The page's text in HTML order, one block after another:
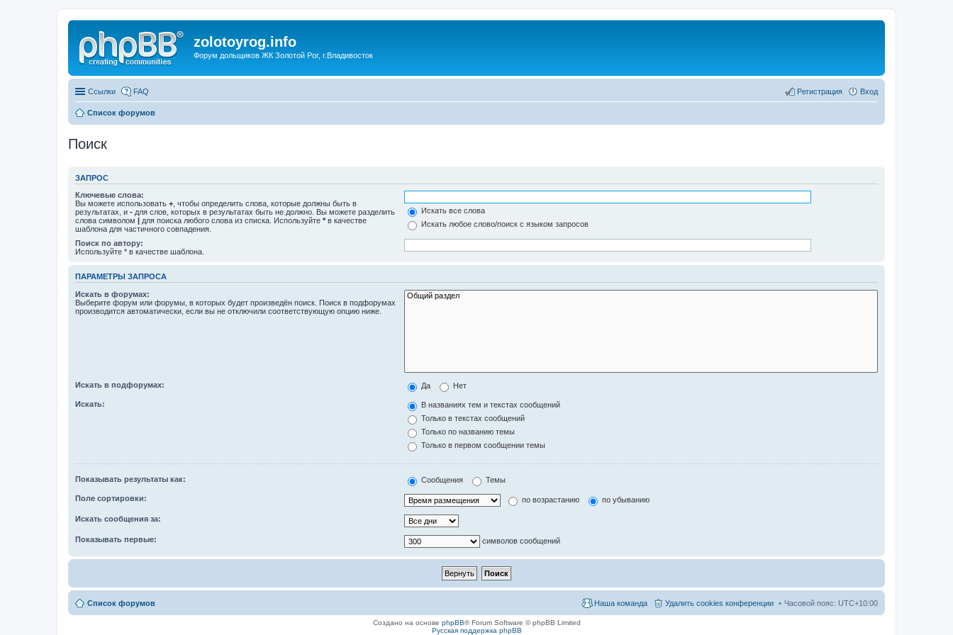
zolotoyrog.info
Форум дольщиков ЖК Золотой Рог, г.Владивосток
Ссылки FAQ Вход
Регистрация
Список форумов
Поиск
ЗАПРОС
Ключевые слова:
Вы можете использовать + , чтобы определить слова, которые должны быть в
результатах, и - для слов, которых в результатах быть не должно. Вы можете разделить
слова символом | для поиска любого слова из списка. Используйте * в качестве
шаблона для частичного совпадения.
Искать все слова
Искать любое слово/поиск с языком запросов
Поиск по автору:
Используйте * в качестве шаблона.
ПАРАМЕТРЫ ЗАПРОСА
Искать в форумах:
Выберите форум или форумы, в которых будет произведён поиск. Поиск в подфорумах
производится автоматически, если вы не отключили соответствующую опцию ниже.
Искать в подфорумах: Да Нет
Искать:
В названиях тем и текстах сообщений
Только в текстах сообщений
Только по названию темы
Только в первом сообщении темы
Показывать результаты как: Сообщения Темы
Поле сортировки: по возрастанию по убыванию
Искать сообщения за:
Показывать первые: символов сообщений
Список форумов Часовой пояс: UTC+10:00
Удалить cookies конференции
Наша команда
Создано на основе phpBB® Forum Software © phpBB Limited
Русская поддержка phpBB